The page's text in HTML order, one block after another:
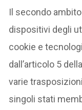
Il secondo
dispositivi degli
cookie e
dall’articolo 5
varie
singoli stati